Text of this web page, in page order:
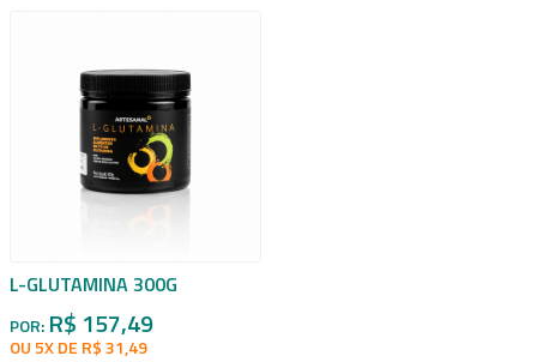
L-GLUTAMINA 300G
POR: R$ 157,49
OU 5X DE R$ 31,49